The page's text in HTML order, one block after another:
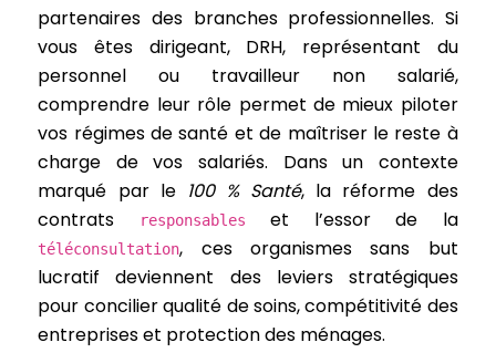
partenaires des branches professionnelles. Si
vous êtes dirigeant, DRH, représentant du
personnel ou travailleur non salarié,
comprendre leur rôle permet de mieux piloter
vos régimes de santé et de maîtriser le reste à
charge de vos salariés. Dans un contexte
marqué par le 100 % Santé, la réforme des
contrats
responsables et l’essor de la
téléconsultation, ces organismes sans but
lucratif deviennent des leviers stratégiques
pour concilier qualité de soins, compétitivité des
entreprises et protection des ménages.